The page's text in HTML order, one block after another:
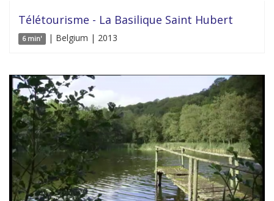
Télétourisme - La Basilique Saint Hubert
6 min' | Belgium | 2013